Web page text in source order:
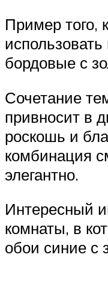
Пример того,
бордовые с
Сочетание
привносит в
роскошь и
комбинация
элегантно.
Интересный
комнаты, в
обои синие с